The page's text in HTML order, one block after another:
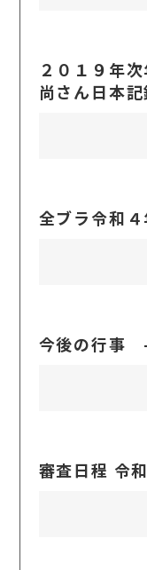
２０１９年
尚さん日本
全ブラ令和
今後の行事
審査日程 令